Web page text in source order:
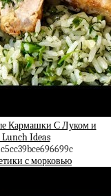
Кармашки С Луком и
Ideas
с морковью